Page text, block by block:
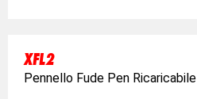
XFL2
Pennello Fude Pen Ricaricabile